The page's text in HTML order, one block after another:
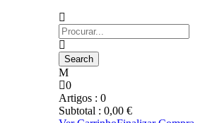
0
Artigos : 0
Subtotal : 0,00 €